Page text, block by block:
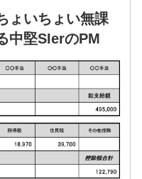
ょいちょい無課
中堅SIerのPM